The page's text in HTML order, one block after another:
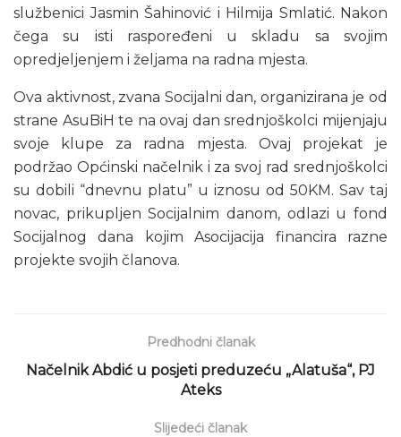
službenici Jasmin Šahinović i Hilmija Smlatić. Nakon
čega su isti raspoređeni u skladu sa svojim
opredjeljenjem i željama na radna mjesta.
Ova aktivnost, zvana Socijalni dan, organizirana je od
strane AsuBiH te na ovaj dan srednjoškolci mijenjaju
svoje klupe za radna mjesta. Ovaj projekat je
podržao Općinski načelnik i za svoj rad srednjoškolci
su dobili “dnevnu platu” u iznosu od 50KM. Sav taj
novac, prikupljen Socijalnim danom, odlazi u fond
Socijalnog dana kojim Asocijacija financira razne
projekte svojih članova.
Predhodni članak
Načelnik Abdić u posjeti preduzeću „Alatuša“, PJ
Ateks
Slijedeći članak